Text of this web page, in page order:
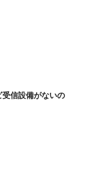
信設備がないの